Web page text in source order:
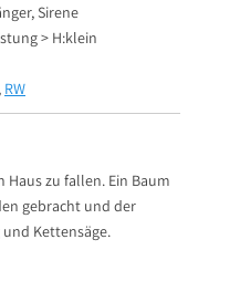
Sirene
> H:klein
, RW
Haus zu fallen. Ein Baum
gebracht und der
Kettensäge.